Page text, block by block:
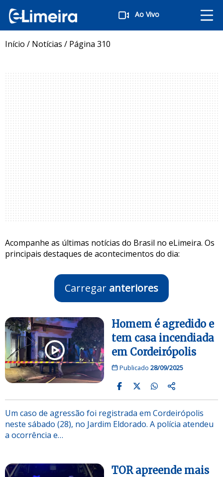
Ao Vivo
Início / Notícias / Página 310
Acompanhe as últimas notícias do Brasil no eLimeira. Os
principais destaques de acontecimentos do dia:
Carregar anteriores
Homem é agredido e
tem casa incendiada
em Cordeirópolis
Publicado 28/09/2025
Um caso de agressão foi registrada em Cordeirópolis
neste sábado (28), no Jardim Eldorado. A polícia atendeu
a ocorrência e…
TOR apreende mais